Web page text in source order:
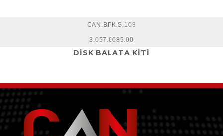
CAN.BPK.S.108
3.057.0085.00
DİSK BALATA KİTİ